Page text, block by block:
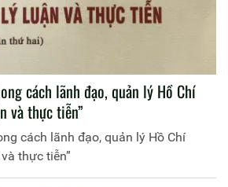
cách lãnh đạo, quản lý Hồ Chí
và thực tiễn”
cách lãnh đạo, quản lý Hồ Chí
thực tiễn”